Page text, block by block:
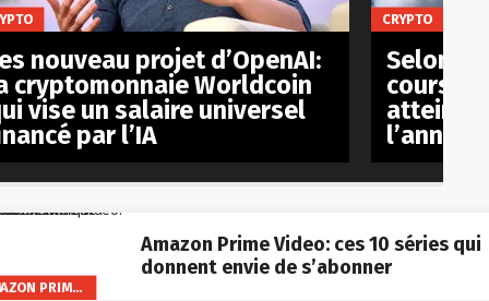
AMAZON PRIME VIDEO
Amazon Prime Video: ces 10 séries qui
donnent envie de s’abonner
nouveau projet d’OpenAI:
cryptomonnaie Worldcoin
vise un salaire universel
par l’IA
CRYPTO
Selon
cours
l’année